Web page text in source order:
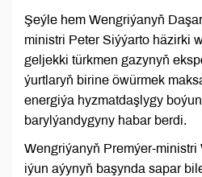
Şeýle hem Wengriýanyň
ministri Peter Siýýarto häzirki
geljekki türkmen gazynyň
ýurtlaryň birine öwürmek
energiýa hyzmatdaşlygy
barylýandygyny habar berdi.
Wengriýanyň Premýer-ministri
iýun aýynyň başynda sapar